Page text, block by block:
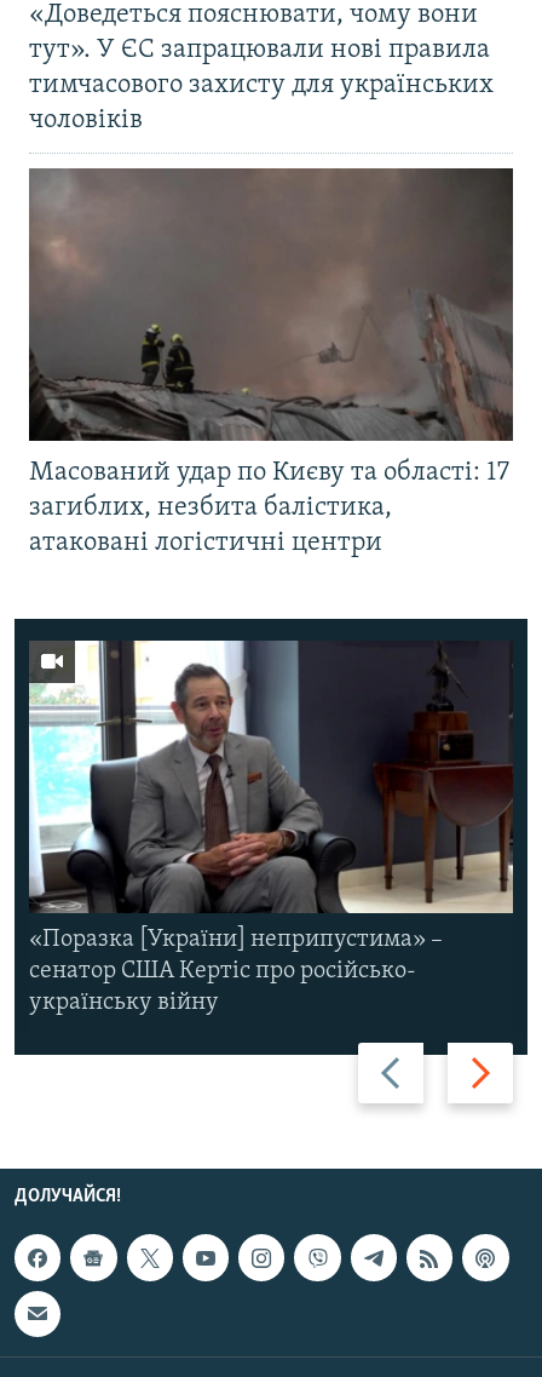
«Доведеться пояснювати, чому вони
тут». У ЄС запрацювали нові правила
тимчасового захисту для українських
чоловіків
Масований удар по Києву та області: 17
загиблих, незбита балістика,
атаковані логістичні центри
Назад Вперед
«Поразка [України] неприпустима» –
сенатор США Кертіс про російсько-
українську війну
ДОЛУЧАЙСЯ!